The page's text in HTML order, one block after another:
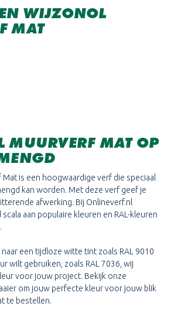
WIJZONOL
MAT
MUURVERF MAT OP
is een hoogwaardige verf die speciaal
kan worden. Met deze verf geef je
afwerking. Bij Onlineverf.nl
aan populaire kleuren en RAL-kleuren
een tijdloze witte tint zoals RAL 9010
wilt gebruiken, zoals RAL 7036, wij
voor jouw project. Bekijk onze
om jouw perfecte kleur voor jouw blik
te bestellen.